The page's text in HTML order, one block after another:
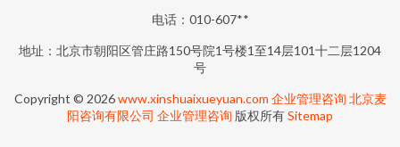
电话：010-607**
地址：北京市朝阳区管庄路150号院1号楼1至14层101十二层1204
号
Copyright © 2026www.xinshuaixueyuan.com 企业管理咨询 北京麦
阳咨询有限公司 企业管理咨询 版权所有Sitemap